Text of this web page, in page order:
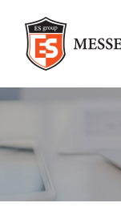
건
너
기